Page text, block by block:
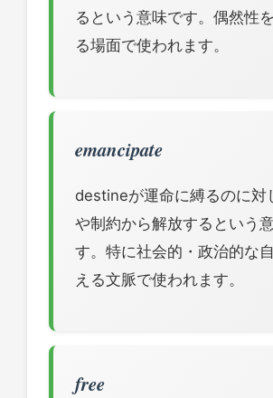
るという意味です。偶然性
る場面で使われます。
emancipate
destineが運命に縛るのに対
や制約から解放するという
す。特に社会的・政治的な
える文脈で使われます。
free